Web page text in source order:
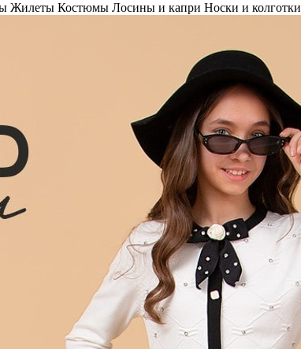
Жилеты Костюмы Лосины и капри Носки и колготки